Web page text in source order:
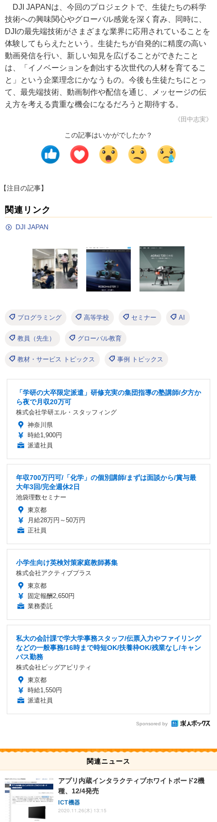
DJI JAPANは、今回のプロジェクトで、生徒たちの科学
技術への興味関心やグローバル感覚を深く育み、同時に、
DJIの最先端技術がさまざまな業界に応用されていることを
体験してもらえたという。生徒たちが自発的に精度の高い
動画発信を行い、新しい知見を広げることができたこと
は、「イノベーションを創出する次世代の人材を育てるこ
と」という企業理念にかなうもの。今後も生徒たちにとっ
て、最先端技術、動画制作や配信を通じ、メッセージの伝
え方を考える貴重な機会になるだろうと期待する。
《田中志実》
この記事はいかがでしたか？
【注目の記事】
関連リンク
DJI JAPAN
プログラミング 高等学校 セミナー AI
教員（先生） グローバル教育
教材・サービス トピックス 事例 トピックス
「学研の大卒限定派遣」研修充実の集団指導の塾講師/夕方か
ら夜で月収20万可
株式会社学研エル・スタッフィング
神奈川県
時給1,900円
派遣社員
年収700万円可/「化学」の個別講師/まずは面談から/賞与最
大年3回/完全週休2日
池袋理数セミナー
東京都
月給28万円～50万円
正社員
小学生向け英検対策家庭教師募集
株式会社アクティブプラス
東京都
固定報酬2,650円
業務委託
私大の会計課で学大学事務スタッフ/伝票入力やファイリング
などの一般事務/16時まで時短OK/扶養枠OK/残業なし/キャン
パス勤務
株式会社ビッグアビリティ
東京都
時給1,550円
派遣社員
Sponsored by
関連ニュース
アプリ内蔵インタラクティブホワイトボード2機
種、12/4発売
ICT機器
2020.11.26(木) 13:15